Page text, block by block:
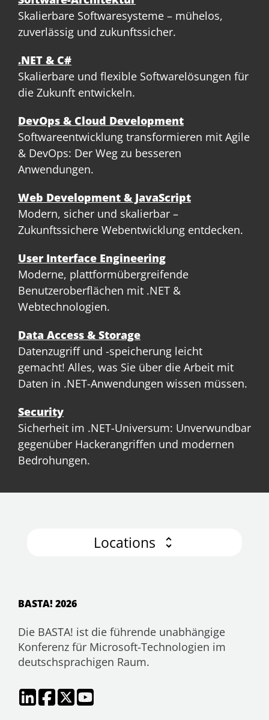
Skalierbare Softwaresysteme – mühelos,
zuverlässig und zukunftssicher.
.NET & C#
Skalierbare und flexible Softwarelösungen für
die Zukunft entwickeln.
DevOps & Cloud Development
Softwareentwicklung transformieren mit Agile
& DevOps: Der Weg zu besseren
Anwendungen.
Web Development & JavaScript
Modern, sicher und skalierbar –
Zukunftssichere Webentwicklung entdecken.
User Interface Engineering
Moderne, plattformübergreifende
Benutzeroberflächen mit .NET &
Webtechnologien.
Data Access & Storage
Datenzugriff und -speicherung leicht
gemacht! Alles, was Sie über die Arbeit mit
Daten in .NET-Anwendungen wissen müssen.
Security
Sicherheit im .NET-Universum: Unverwundbar
gegenüber Hackerangriffen und modernen
Bedrohungen.
Locations
BASTA! 2026
Die BASTA! ist die führende unabhängige
Konferenz für Microsoft-Technologien im
deutschsprachigen Raum.